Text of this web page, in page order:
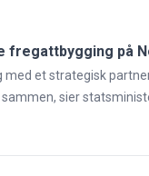
fregattbygging på
med et strategisk
sier